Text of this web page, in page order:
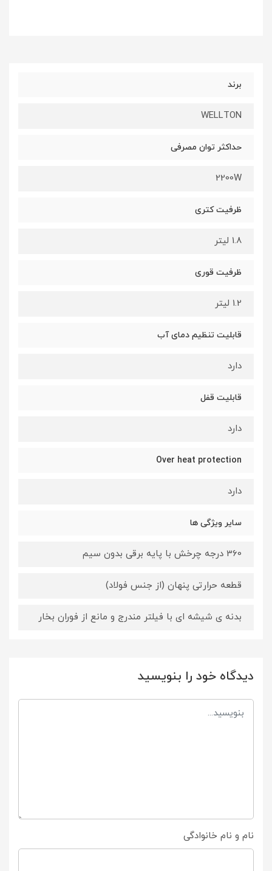
برند
WELLTON
حداکثر توان مصرفی
2200W
ظرفیت کتری
1.8 لیتر
ظرفیت قوری
1.2 لیتر
قابلیت تنظیم دمای آب
دارد
قابلیت قفل
دارد
Over heat protection
دارد
سایر ویژگی ها
360 درجه چرخش با پایه برقی بدون سیم
قطعه حرارتی پنهان (از جنس فولاد)
بدنه ی شیشه ای با فیلتر مندرج و مانع از فوران بخار
دیدگاه خود را بنویسید
نام و نام خانوادگی